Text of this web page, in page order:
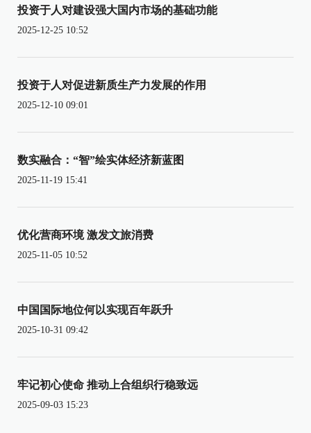
投资于人对建设强大国内市场的基础功能
2025-12-25 10:52
投资于人对促进新质生产力发展的作用
2025-12-10 09:01
数实融合：“智”绘实体经济新蓝图
2025-11-19 15:41
优化营商环境 激发文旅消费
2025-11-05 10:52
中国国际地位何以实现百年跃升
2025-10-31 09:42
牢记初心使命 推动上合组织行稳致远
2025-09-03 15:23